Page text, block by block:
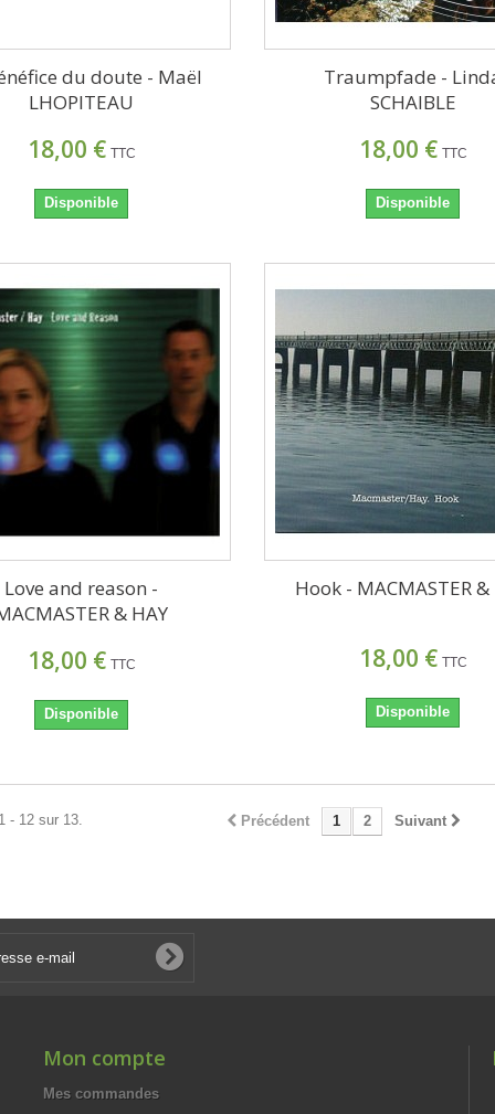
du doute - Maël
LHOPITEAU
18,00 € TTC
Disponible
Traumpfade -
SCHAIBLE
18,00 € TTC
Disponible
Love and reason -
& HAY
18,00 € TTC
Disponible
Hook - MACMASTER &
18,00 € TTC
Disponible
Précédent 1 2 Suivant
- 12 sur 13.
Mon compte
Mes commandes